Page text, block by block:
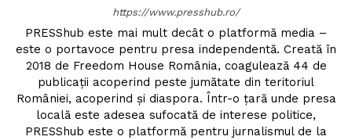
https://www.presshub.ro/
PRESShub este mai mult decât o platformă media –
este o portavoce pentru presa independentă. Creată în
2018 de Freedom House România, coagulează 44 de
publicații acoperind peste jumătate din teritoriul
României, acoperind și diaspora. Într-o țară unde presa
locală este adesea sufocată de interese politice,
PRESShub este o platformă pentru jurnalismul de la